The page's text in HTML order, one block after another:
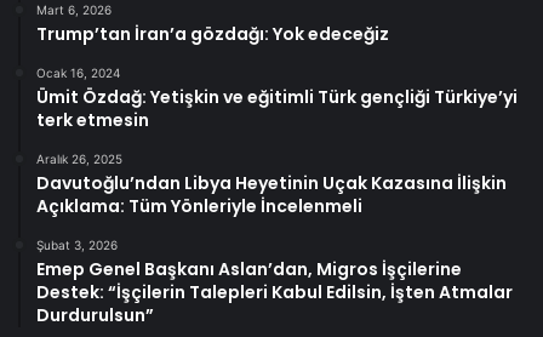
Mart 6, 2026
Trump’tan İran’a gözdağı: Yok edeceğiz
Ocak 16, 2024
Ümit Özdağ: Yetişkin ve eğitimli Türk gençliği Türkiye’yi
terk etmesin
Aralık 26, 2025
Davutoğlu’ndan Libya Heyetinin Uçak Kazasına İlişkin
Açıklama: Tüm Yönleriyle İncelenmeli
Şubat 3, 2026
Emep Genel Başkanı Aslan’dan, Migros İşçilerine
Destek: “İşçilerin Talepleri Kabul Edilsin, İşten Atmalar
Durdurulsun”